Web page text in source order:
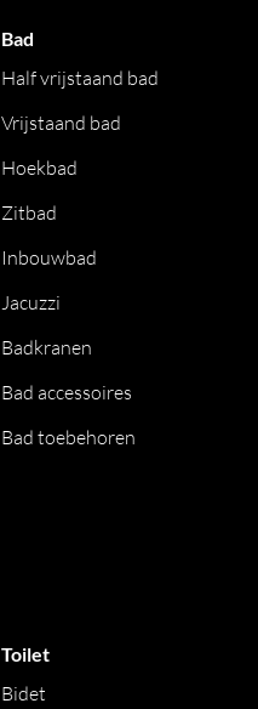
Bad
Half vrijstaand bad
Vrijstaand bad
Hoekbad
Zitbad
Inbouwbad
Jacuzzi
Badkranen
Bad accessoires
Bad toebehoren
Toilet
Bidet